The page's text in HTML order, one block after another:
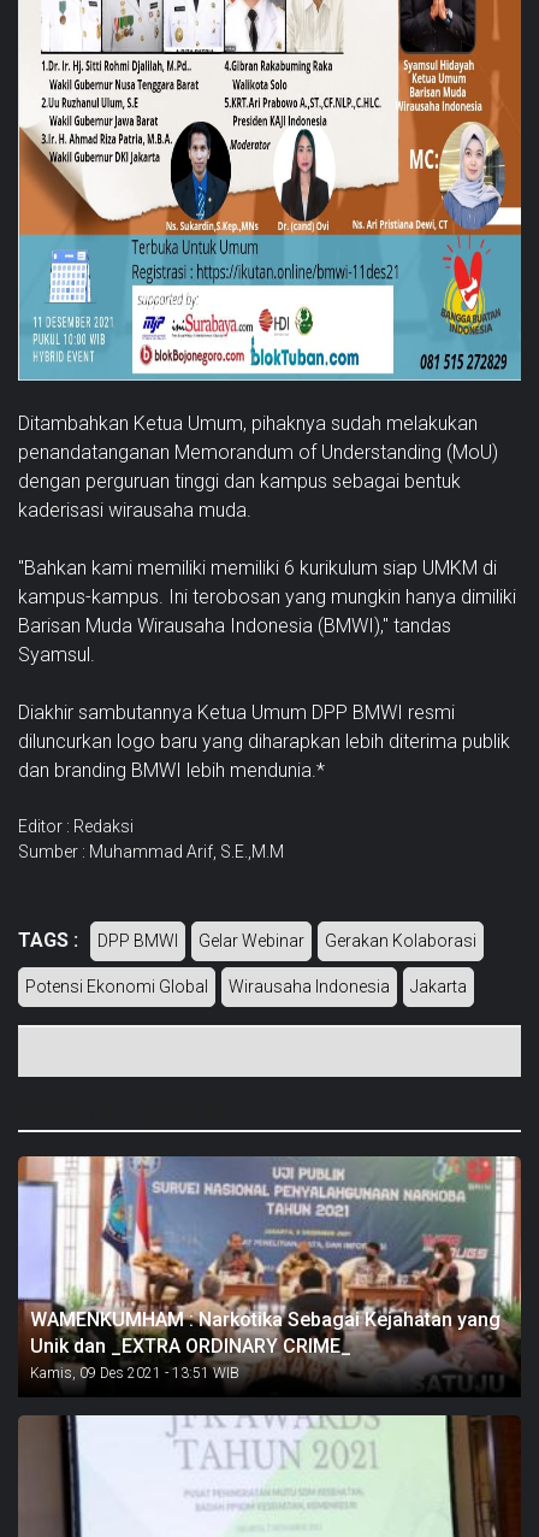
Ditambahkan Ketua Umum, pihaknya sudah melakukan
penandatanganan Memorandum of Understanding (MoU)
dengan perguruan tinggi dan kampus sebagai bentuk
kaderisasi wirausaha muda.
"Bahkan kami memiliki memiliki 6 kurikulum siap UMKM di
kampus-kampus. Ini terobosan yang mungkin hanya dimiliki
Barisan Muda Wirausaha Indonesia (BMWI)," tandas
Syamsul.
Diakhir sambutannya Ketua Umum DPP BMWI resmi
diluncurkan logo baru yang diharapkan lebih diterima publik
dan branding BMWI lebih mendunia.*
Editor : Redaksi
Sumber : Muhammad Arif, S.E.,M.M
TAGS : DPP BMWI Gelar Webinar Gerakan Kolaborasi
Potensi Ekonomi Global Wirausaha Indonesia Jakarta
WAMENKUMHAM : Narkotika Sebagai Kejahatan yang
Unik dan _EXTRA ORDINARY CRIME_
Kamis, 09 Des 2021 - 13:51 WIB